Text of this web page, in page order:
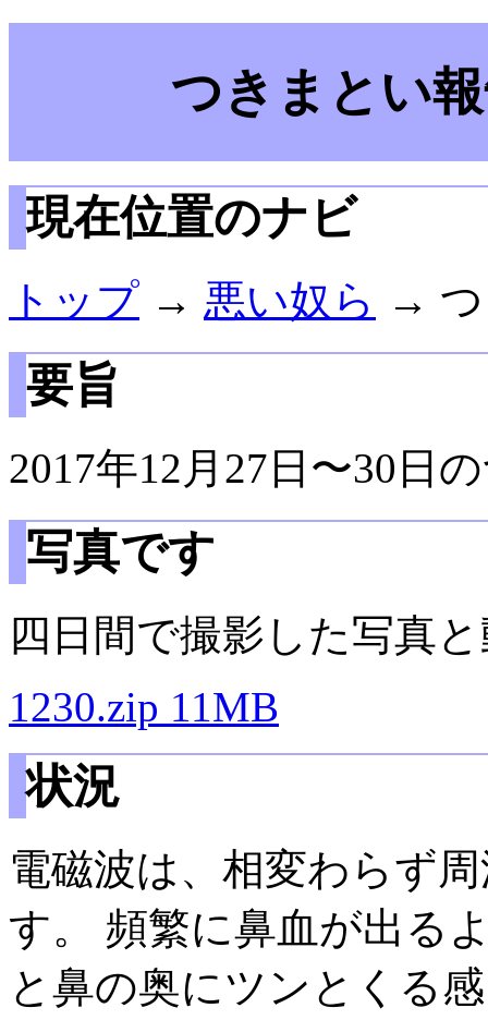
つきまとい
現在位置のナビ
トップ → 悪い奴ら → つ
要旨
2017年12月27日〜30日
写真です
四日間で撮影した写真
1230.zip 11MB
状況
電磁波は、相変わらず
す。 頻繁に鼻血が出る
と鼻の奥にツンとくる